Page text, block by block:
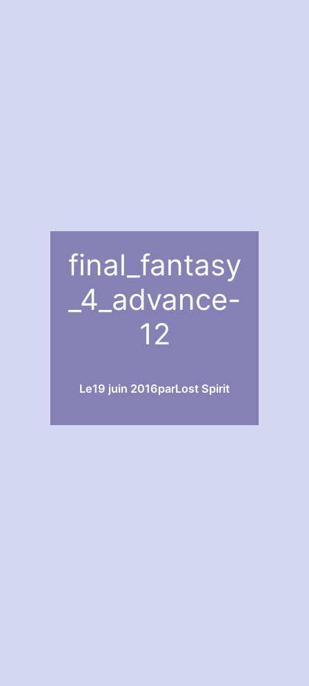
final_fantasy
_4_advance-
12
Le19 juin 2016parLost Spirit